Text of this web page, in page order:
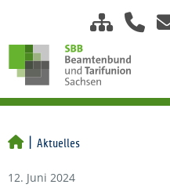
Aktuelles
12. Juni 2024